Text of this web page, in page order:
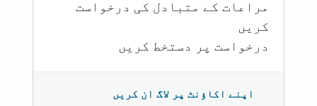
مراعات کے متبادل کی درخواست
کریں
درخواست پر دستخط کریں
اپنے اکاؤنٹ پر لاگ ان کریں